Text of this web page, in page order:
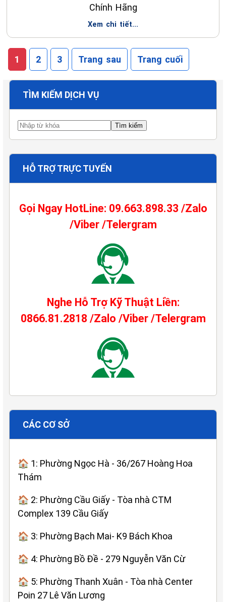
Chính Hãng
Xem chi tiết...
1 2 3 Trang sau Trang cuối
TÌM KIẾM DỊCH VỤ
HỖ TRỢ TRỰC TUYẾN
Gọi Ngay HotLine: 09.663.898.33 /Zalo
/Viber /Telergram
Nghe Hỗ Trợ Kỹ Thuật Liền:
0866.81.2818 /Zalo /Viber /Telergram
CÁC CƠ SỞ
🏠 1: Phường Ngọc Hà - 36/267 Hoàng Hoa
Thám
🏠 2: Phường Cầu Giấy - Tòa nhà CTM
Complex 139 Cầu Giấy
🏠 3: Phường Bạch Mai- K9 Bách Khoa
🏠 4: Phường Bồ Đề - 279 Nguyễn Văn Cừ
🏠 5: Phường Thanh Xuân - Tòa nhà Center
Poin 27 Lê Văn Lương